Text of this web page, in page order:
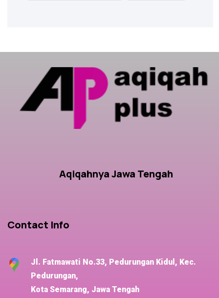
Aqiqahnya Jawa Tengah
Contact Info
Jl. Fatmawati No.33, Pedurungan Kidul, Kec.
Pedurungan,
Kota Semarang, Jawa Tengah